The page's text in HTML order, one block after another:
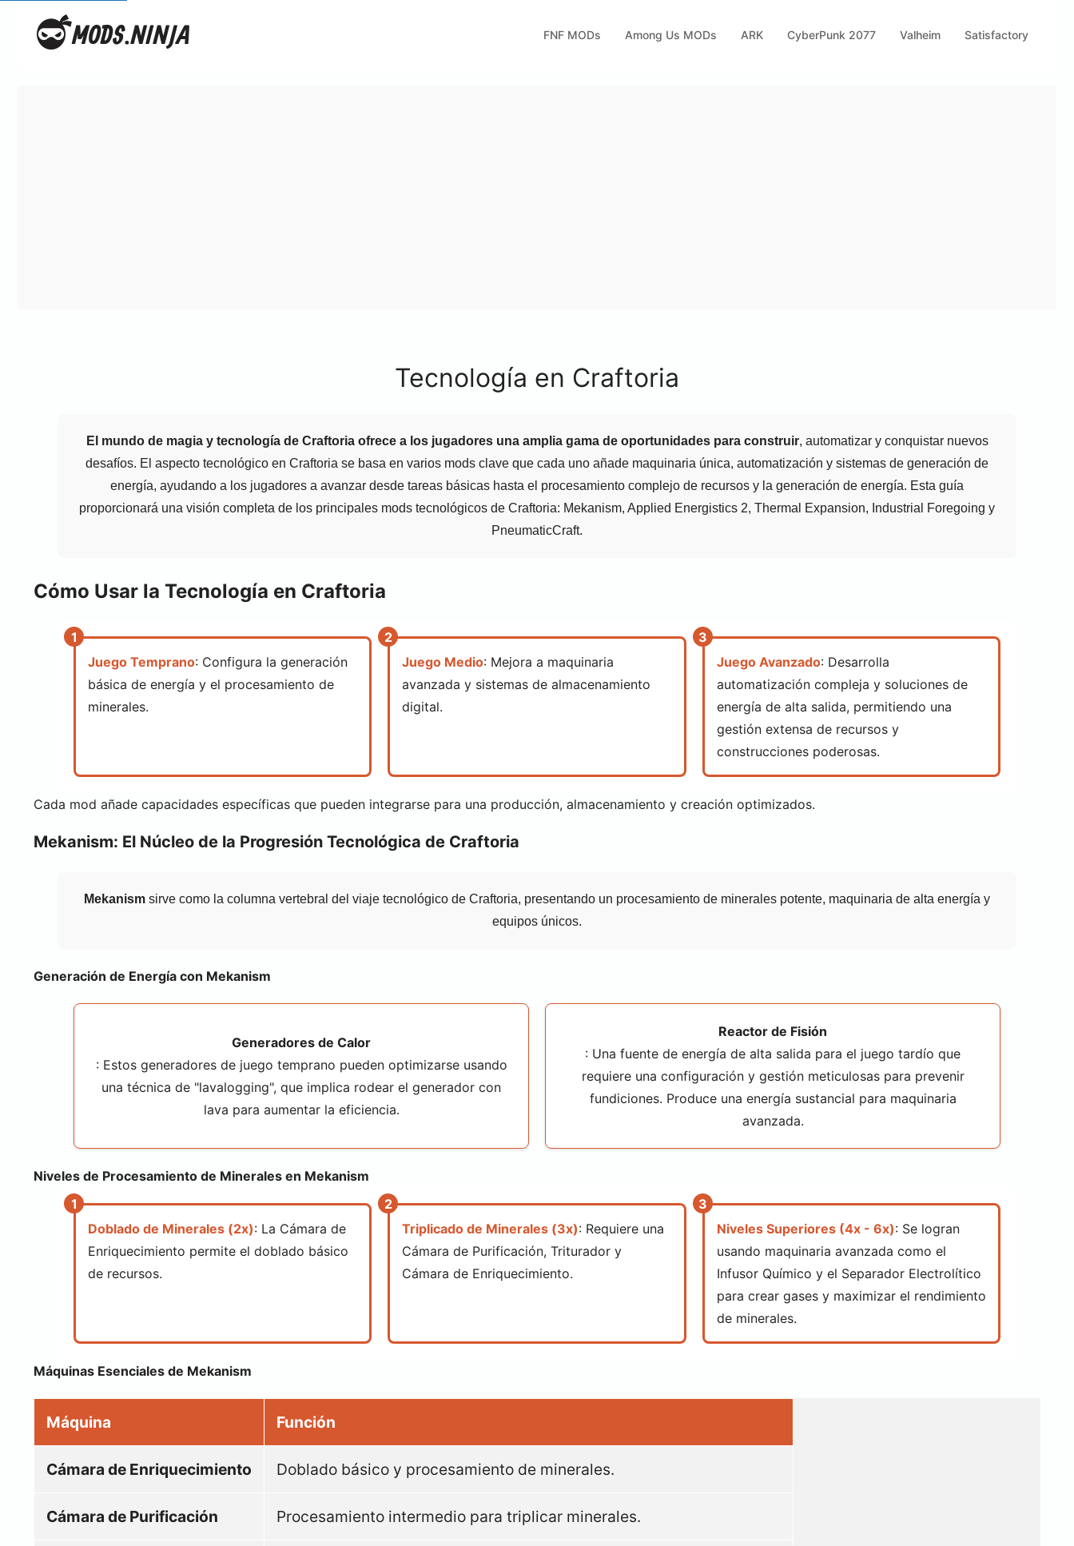
FNF MODs Among Us MODs ARK CyberPunk 2077 Valheim Satisfactory
Tecnología en Craftoria
El mundo de magia y tecnología de Craftoria ofrece a los jugadores una amplia gama de oportunidades para construir, automatizar y conquistar nuevos
desafíos. El aspecto tecnológico en Craftoria se basa en varios mods clave que cada uno añade maquinaria única, automatización y sistemas de generación de
energía, ayudando a los jugadores a avanzar desde tareas básicas hasta el procesamiento complejo de recursos y la generación de energía. Esta guía
proporcionará una visión completa de los principales mods tecnológicos de Craftoria: Mekanism, Applied Energistics 2, Thermal Expansion, Industrial Foregoing y
PneumaticCraft.
Cómo Usar la Tecnología en Craftoria
Juego Temprano: Configura la generación
básica de energía y el procesamiento de
minerales.
Juego Medio: Mejora a maquinaria
avanzada y sistemas de almacenamiento
digital.
Juego Avanzado: Desarrolla
automatización compleja y soluciones de
energía de alta salida, permitiendo una
gestión extensa de recursos y
construcciones poderosas.
Cada mod añade capacidades específicas que pueden integrarse para una producción, almacenamiento y creación optimizados.
Mekanism: El Núcleo de la Progresión Tecnológica de Craftoria
Mekanism sirve como la columna vertebral del viaje tecnológico de Craftoria, presentando un procesamiento de minerales potente, maquinaria de alta energía y
equipos únicos.
Generación de Energía con Mekanism
Generadores de Calor
: Estos generadores de juego temprano pueden optimizarse usando
una técnica de "lavalogging", que implica rodear el generador con
lava para aumentar la eficiencia.
Reactor de Fisión
: Una fuente de energía de alta salida para el juego tardío que
requiere una configuración y gestión meticulosas para prevenir
fundiciones. Produce una energía sustancial para maquinaria
avanzada.
Niveles de Procesamiento de Minerales en Mekanism
Doblado de Minerales (2x): La Cámara de
Enriquecimiento permite el doblado básico
de recursos.
Triplicado de Minerales (3x): Requiere una
Cámara de Purificación, Triturador y
Cámara de Enriquecimiento.
Niveles Superiores (4x - 6x): Se logran
usando maquinaria avanzada como el
Infusor Químico y el Separador Electrolítico
para crear gases y maximizar el rendimiento
de minerales.
Máquinas Esenciales de Mekanism
Máquina Función
Cámara de Enriquecimiento Doblado básico y procesamiento de minerales.
Cámara de Purificación Procesamiento intermedio para triplicar minerales.